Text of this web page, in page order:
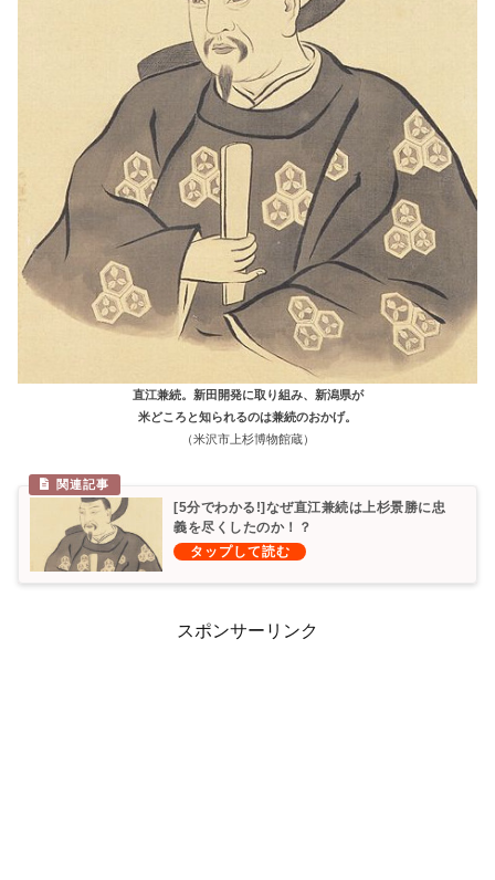
直江兼続。新田開発に取り組み、新潟県が
米どころと知られるのは兼続のおかげ。
（米沢市上杉博物館蔵）
[5分でわかる!]なぜ直江兼続は上杉景勝に忠
義を尽くしたのか！？
スポンサーリンク